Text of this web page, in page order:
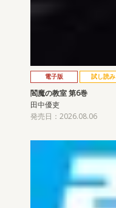
電子版 試し読み
閻魔の教室 第6巻
田中優吏
発売日：2026.08.06